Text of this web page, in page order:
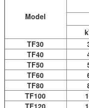
Model
TF30
TF40
TF50
TF60
TF80
TF100
TF120